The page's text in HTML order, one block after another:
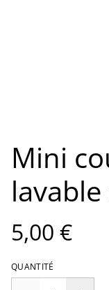
Mini
5,00 €
QUANTITÉ